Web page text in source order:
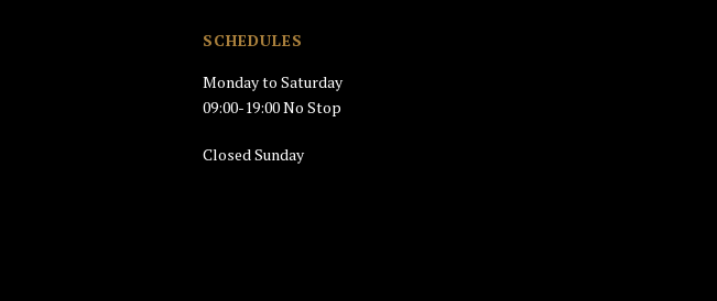
SCHEDULES
Monday to Saturday
09:00-19:00 No Stop
Closed Sunday